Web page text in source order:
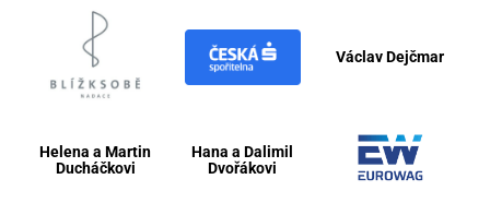
Václav Dejčmar
Helena a Martin
Ducháčkovi
Hana a Dalimil
Dvořákovi